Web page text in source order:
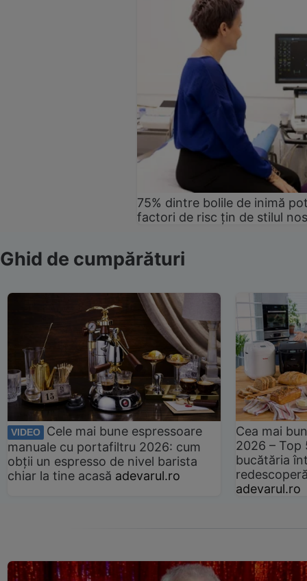
75% dintre bolile de inimă
factori de risc țin de stilul
Ghid de cumpărături
VIDEO
Cele mai bune espressoare
manuale cu portafiltru 2026: cum
obții un espresso de nivel barista
chiar la tine acasă adevarul.ro
Cea mai
2026 –
bucătăria
adevarul.ro